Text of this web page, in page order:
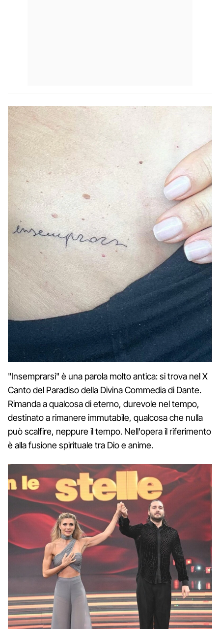
"Insemprarsi" è una parola molto antica: si trova nel X
Canto del Paradiso della Divina Commedia di Dante.
Rimanda a qualcosa di eterno, durevole nel tempo,
destinato a rimanere immutabile, qualcosa che nulla
può scalfire, neppure il tempo. Nell'opera il riferimento
è alla fusione spirituale tra Dio e anime.